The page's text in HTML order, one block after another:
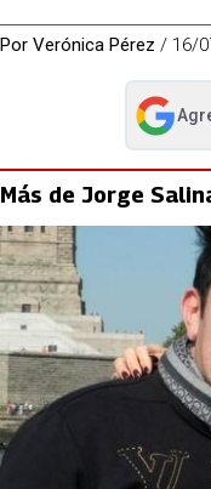
Por Verónica Pérez / 16/
abre en
Más de Jorge